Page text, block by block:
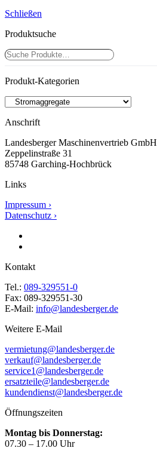
Schließen
Produktsuche
Suchen
Produkt-Kategorien
Anschrift
Landesberger Maschinenvertrieb GmbH
Zeppelinstraße 31
85748 Garching-Hochbrück
Links
Impressum ›
Datenschutz ›
Kontakt
Tel.: 089-329551-0
Fax: 089-329551-30
E-Mail: info@landesberger.de
Weitere E-Mail
vermietung@landesberger.de
verkauf@landesberger.de
service1@landesberger.de
ersatzteile@landesberger.de
kundendienst@landesberger.de
Öffnungszeiten
Montag bis Donnerstag:
07.30 – 17.00 Uhr